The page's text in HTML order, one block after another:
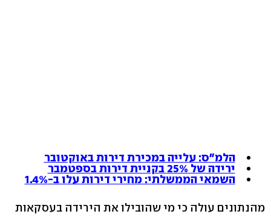
הלמ"ס: עלייה במכירת דירות באוקטובר
ירידה של 25% בקניית דירות בספטמבר
השמאי הממשלתי: מחירי דירות עלו ב-1.4%
מהנתונים עולה כי מי שהובילו את הירידה בעסקאות